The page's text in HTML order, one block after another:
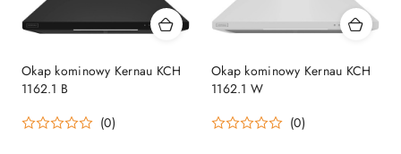
Okap kominowy Kernau KCH
1162.1 B
(0)
Okap kominowy Kernau KCH
1162.1 W
(0)